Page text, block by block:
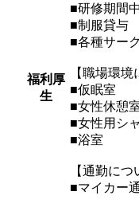
福利厚
生
■研修期間
■制服貸与
■各種サー
【職場環境
■仮眠室
■女性休憩
■女性用シ
■浴室
【通勤につ
■マイカー